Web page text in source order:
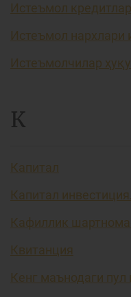
Истеъмол
Истеъмол
Истеъмолчилар
К
Капитал
Капитал
Кафиллик
Квитанция
Кенг маънодаги